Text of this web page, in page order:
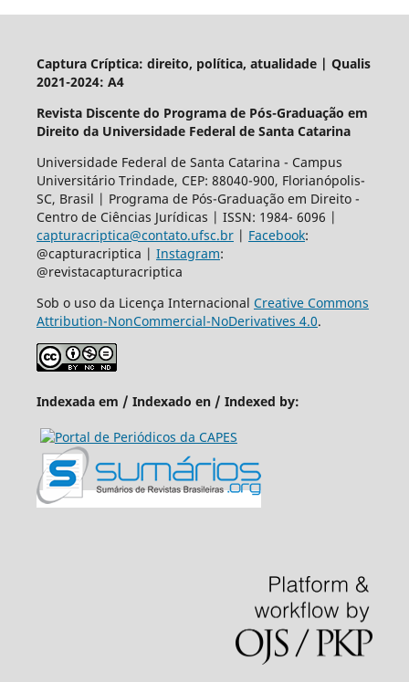
Captura Críptica: direito, política, atualidade | Qualis
2021-2024: A4
Revista Discente do Programa de Pós-Graduação em
Direito da Universidade Federal de Santa Catarina
Universidade Federal de Santa Catarina - Campus
Universitário Trindade, CEP: 88040-900, Florianópolis-
SC, Brasil | Programa de Pós-Graduação em Direito -
Centro de Ciências Jurídicas | ISSN: 1984- 6096 |
capturacriptica@contato.ufsc.br| Facebook:
@capturacriptica | Instagram:
@revistacapturacriptica
Sob o uso da Licença Internacional Creative Commons
Attribution-NonCommercial-NoDerivatives 4.0.
Indexada em / Indexado en / Indexed by: